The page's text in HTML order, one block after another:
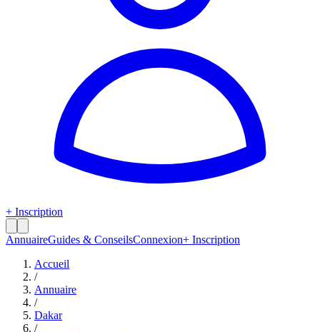
+ Inscription
AnnuaireGuides & ConseilsConnexion+ Inscription
Accueil
/
Annuaire
/
Dakar
/